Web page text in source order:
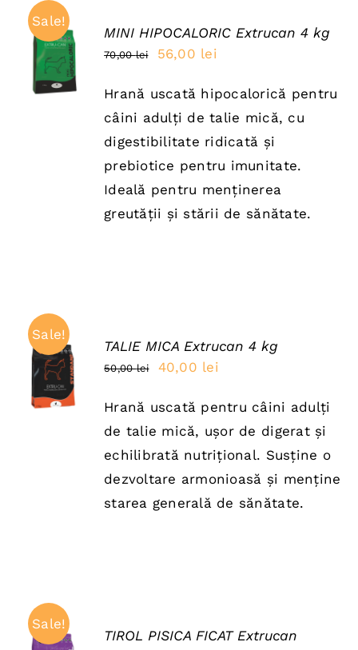
Sale!
ADAUGĂ
ÎN COȘ
DETAILS
MINI HIPOCALORIC Extrucan 4 kg
70,00lei
Prețul
a
fost:
70,00 lei.
56,00 lei
este:
56,00 lei.
Hrană uscată hipocalorică pentru
câini adulți de talie mică, cu
digestibilitate ridicată și
prebiotice pentru imunitate.
Ideală pentru menținerea
greutății și stării de sănătate.
Sale!
ADAUGĂ
ÎN COȘ
/
DETAILS
TALIE MICA Extrucan 4 kg
50,00lei
Prețul
a
fost:
50,00 lei.
40,00 lei
este:
40,00 lei.
Hrană uscată pentru câini adulți
de talie mică, ușor de digerat și
echilibrată nutrițional. Susține o
dezvoltare armonioasă și menține
starea generală de sănătate.
Sale!
ADAUGĂ
TIROL PISICA FICAT Extrucan